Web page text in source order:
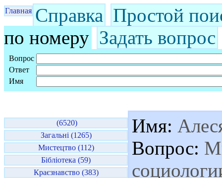
Главная Справка Простой
по номеру Задать вопрос
Вопрос
Ответ
Имя
(6520)
Загальні (1265)
Мистецтво (112)
Бібліотека (59)
Краєзнавство (383)
Имя:
Вопрос: